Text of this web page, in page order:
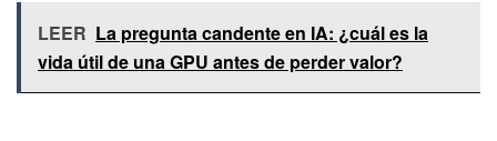
LEER La pregunta candente en IA: ¿cuál es la
vida útil de una GPU antes de perder valor?